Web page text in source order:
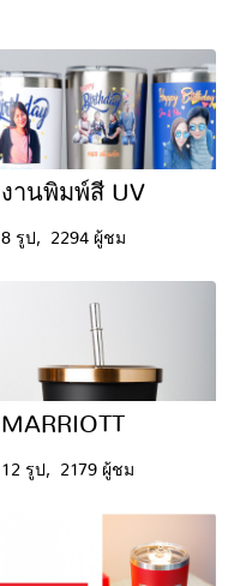
งานพิมพ์สี UV
8 รูป, 2294 ผู้ชม
MARRIOTT
12 รูป, 2179 ผู้ชม